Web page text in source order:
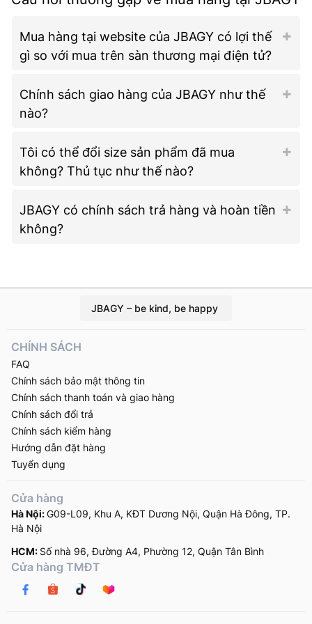
Mua hàng tại website của JBAGY có lợi thế
gì so với mua trên sàn thương mại điện tử?
Chính sách giao hàng của JBAGY như thế
nào?
Tôi có thể đổi size sản phẩm đã mua
không? Thủ tục như thế nào?
JBAGY có chính sách trả hàng và hoàn tiền
không?
JBAGY – be kind, be happy
Cửa hàng
Hà Nội:G09-L09, Khu A, KĐT Dương Nội, Quận Hà Đông, TP.
Hà Nội
HCM: Số nhà 96, Đường A4, Phường 12, Quận Tân Bình
Cửa hàng TMĐT
CHÍNH SÁCH
FAQ
Chính sách bảo mật thông tin
Chính sách thanh toán và giao hàng
Chính sách đổi trả
Chính sách kiểm hàng
Hướng dẫn đặt hàng
Tuyển dụng